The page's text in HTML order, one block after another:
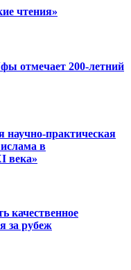
чтения»
отмечает 200-летний
практическая
в
века»
качественное
за рубеж